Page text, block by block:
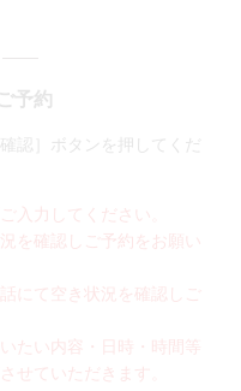
予約
認］ボタンを押してくだ
入力してください。
を確認しご予約をお願い
にて空き状況を確認しご
たい内容・日時・時間等
せていただきます。